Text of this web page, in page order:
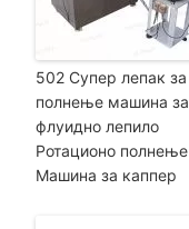
502 Супер лепак за
полнење машина за
флуидно лепило
Ротационо полнење
Машина за каппер